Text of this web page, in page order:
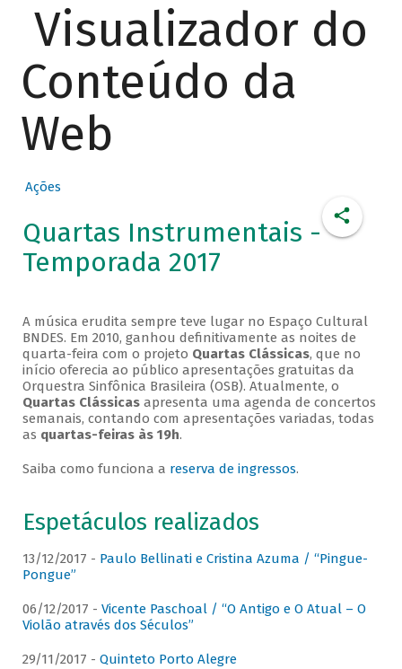
Visualizador do
Conteúdo da
Web
Ações
Quartas Instrumentais -
Temporada 2017
A música erudita sempre teve lugar no Espaço Cultural
BNDES. Em 2010, ganhou definitivamente as noites de
quarta-feira com o projeto Quartas Clássicas, que no
início oferecia ao público apresentações gratuitas da
Orquestra Sinfônica Brasileira (OSB). Atualmente, o
Quartas Clássicasapresenta uma agenda de concertos
semanais, contando com apresentações variadas, todas
as quartas-feiras às 19h.
Saiba como funciona a reserva de ingressos.
Espetáculos realizados
13/12/2017 - Paulo Bellinati e Cristina Azuma / “Pingue-
Pongue”
06/12/2017 - Vicente Paschoal / “O Antigo e O Atual – O
Violão através dos Séculos”
29/11/2017 - Quinteto Porto Alegre